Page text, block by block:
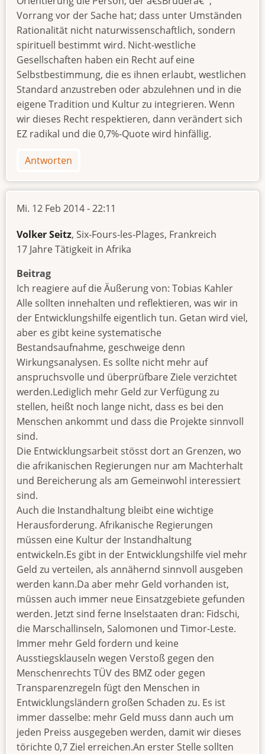
Vorrang vor der Sache hat; dass unter Umständen
Rationalität nicht naturwissenschaftlich, sondern
spirituell bestimmt wird. Nicht-westliche
Gesellschaften haben ein Recht auf eine
Selbstbestimmung, die es ihnen erlaubt, westlichen
Standard anzustreben oder abzulehnen und in die
eigene Tradition und Kultur zu integrieren. Wenn
wir dieses Recht respektieren, dann verändert sich
EZ radikal und die 0,7%-Quote wird hinfällig.
Antworten
Mi. 12 Feb 2014 - 22:11
Volker Seitz, Six-Fours-les-Plages, Frankreich
17 Jahre Tätigkeit in Afrika
Beitrag
Ich reagiere auf die Äußerung von: Tobias Kahler
Alle sollten innehalten und reflektieren, was wir in
der Entwicklungshilfe eigentlich tun. Getan wird viel,
aber es gibt keine systematische
Bestandsaufnahme, geschweige denn
Wirkungsanalysen. Es sollte nicht mehr auf
anspruchsvolle und überprüfbare Ziele verzichtet
werden.Lediglich mehr Geld zur Verfügung zu
stellen, heißt noch lange nicht, dass es bei den
Menschen ankommt und dass die Projekte sinnvoll
sind.
Die Entwicklungsarbeit stösst dort an Grenzen, wo
die afrikanischen Regierungen nur am Machterhalt
und Bereicherung als am Gemeinwohl interessiert
sind.
Auch die Instandhaltung bleibt eine wichtige
Herausforderung. Afrikanische Regierungen
müssen eine Kultur der Instandhaltung
entwickeln.Es gibt in der Entwicklungshilfe viel mehr
Geld zu verteilen, als annähernd sinnvoll ausgeben
werden kann.Da aber mehr Geld vorhanden ist,
müssen auch immer neue Einsatzgebiete gefunden
werden. Jetzt sind ferne Inselstaaten dran: Fidschi,
die Marschallinseln, Salomonen und Timor-Leste.
Immer mehr Geld fordern und keine
Ausstiegsklauseln wegen Verstoß gegen den
Menschenrechts TÜV des BMZ oder gegen
Transparenzregeln fügt den Menschen in
Entwicklungsländern großen Schaden zu. Es ist
immer dasselbe: mehr Geld muss dann auch um
jeden Preiss ausgegeben werden, damit wir dieses
törichte 0,7 Ziel erreichen.An erster Stelle sollten